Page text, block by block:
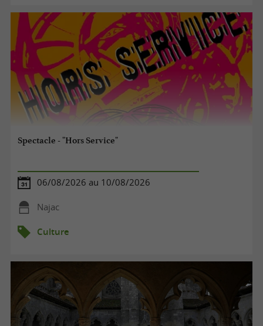
Spectacle - "Hors Service"
06/08/2026 au 10/08/2026
Najac
Culture